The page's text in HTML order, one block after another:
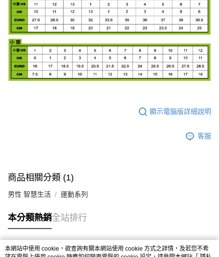
顯示電腦版詳細說明
客服
商品相關分類 (1)
男性 智慧生活 運動系列
本分類熱銷全站排行
本網站中使用 cookie，欲查詢有關本網站使用 cookie 方式之詳情，及若您不希